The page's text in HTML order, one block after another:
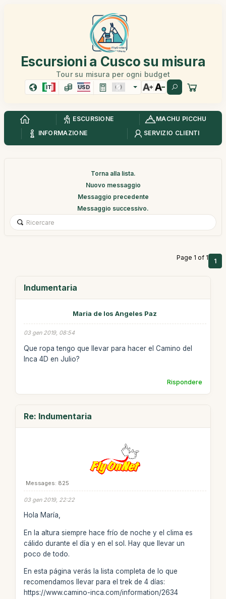
Escursioni a Cusco su misura
Tour su misura per ogni budget
IT USD
ESCURSIONE
MACHU PICCHU
INFORMAZIONE
SERVIZIO CLIENTI
Torna alla lista.
Nuovo messaggio
Messaggio precedente
Messaggio successivo.
Page 1 of 1 1
Indumentaria
Maria de los Angeles Paz
03 gen 2019, 08:54
Que ropa tengo que llevar para hacer el Camino del
Inca 4D en Julio?
Rispondere
Re: Indumentaria
Messages: 825
03 gen 2019, 22:22
Hola María,
En la altura siempre hace frío de noche y el clima es
cálido durante el día y en el sol. Hay que llevar un
poco de todo.
En esta página verás la lista completa de lo que
recomendamos llevar para el trek de 4 días:
https://www.camino-inca.com/information/2634